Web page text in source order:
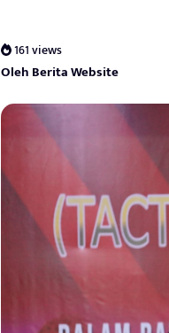
161 views
Oleh Berita Website